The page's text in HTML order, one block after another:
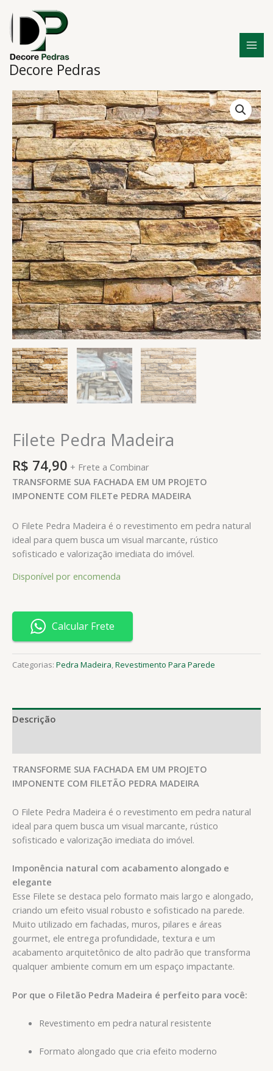
para
conteúdo
Decore Pedras
Filete Pedra Madeira
R$ 74,90 + Frete a Combinar
TRANSFORME SUA FACHADA EM UM PROJETO
IMPONENTE COM FILETe PEDRA MADEIRA
O Filete Pedra Madeira é o revestimento em pedra natural
ideal para quem busca um visual marcante, rústico
sofisticado e valorização imediata do imóvel.
Disponível por encomenda
Calcular Frete
Categorias: Pedra Madeira,Revestimento Para Parede
Descrição
TRANSFORME SUA FACHADA EM UM PROJETO
IMPONENTE COM FILETÃO PEDRA MADEIRA
O Filete Pedra Madeira é o revestimento em pedra natural
ideal para quem busca um visual marcante, rústico
sofisticado e valorização imediata do imóvel.
Imponência natural com acabamento alongado e
elegante
Esse Filete se destaca pelo formato mais largo e alongado,
criando um efeito visual robusto e sofisticado na parede.
Muito utilizado em fachadas, muros, pilares e áreas
gourmet, ele entrega profundidade, textura e um
acabamento arquitetônico de alto padrão que transforma
qualquer ambiente comum em um espaço impactante.
Por que o Filetão Pedra Madeira é perfeito para você:
Revestimento em pedra natural resistente
Formato alongado que cria efeito moderno